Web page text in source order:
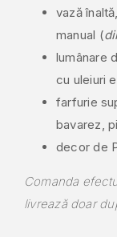
vază
manual (
lumânare
cu uleiuri
farfurie
bavarez,
decor de
Comanda
livrează doar